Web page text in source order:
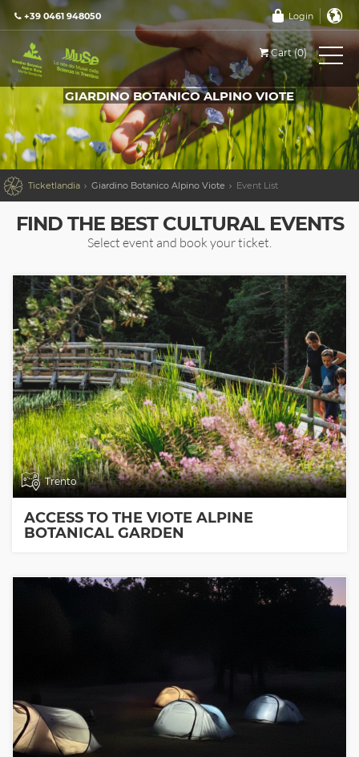
+39 0461 948050 Login
Cart (0)
GIARDINO BOTANICO ALPINO VIOTE
 Ticketlandia Giardino Botanico Alpino Viote Event List
FIND THE BEST CULTURAL EVENTS
Select event and book your ticket.
Trento
ACCESS TO THE VIOTE ALPINE
BOTANICAL GARDEN